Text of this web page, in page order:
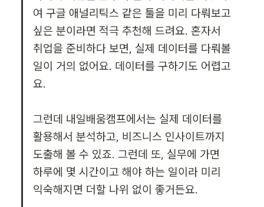
여 구글 애널리틱스 같은 툴을 미리 다뤄보고
싶은 분이라면 적극 추천해 드려요. 혼자서
취업을 준비하다 보면, 실제 데이터를 다뤄볼
일이 거의 없어요. 데이터를 구하기도 어렵고
요.
그런데 내일배움캠프에서는 실제 데이터를
활용해서 분석하고, 비즈니스 인사이트까지
도출해 볼 수 있죠. 그런데 또, 실무에 가면
하루에 몇 시간이고 해야 하는 일이라 미리
익숙해지면 더할 나위 없이 좋거든요.